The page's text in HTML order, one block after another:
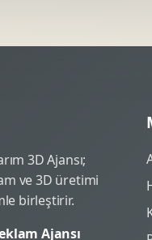
3D Ajansı;
ve 3D üretimi
birleştirir.
Ajansı